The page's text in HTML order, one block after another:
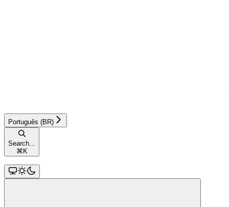
Português (BR)
Search...
⌘ K